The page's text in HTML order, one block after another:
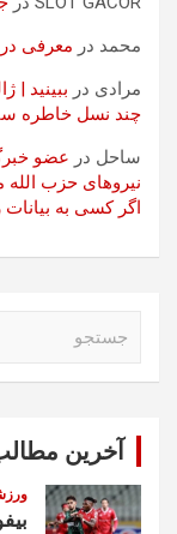
محمد در معرفی
مرادی در ببینید |
چند نسل خاطره
ساحل در عضو
نیروهای حزب
اگر کسی به
آخرین